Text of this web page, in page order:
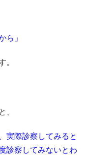
ら」
。
、
実際診察してみると
診察してみないとわ